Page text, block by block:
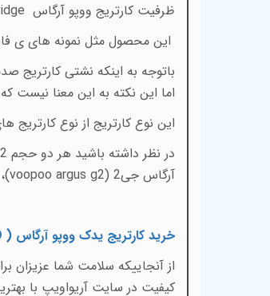
ظرفیت کارتریج ووپو آرگاس
این محصول مثل نمونه های ی
باتوجه به اینکه نشتی کارتریج
اما این نکته به این معنا
این نوع کارتریج از نوع کارتریج
در نظر داشته باشید هر دو حجم 2میل و 3 کیل کارریج ووپو آرگاس به تمام دستگاه های ووپو آرگاس ای (
آرگاس جی2 (
voopoo argus g2
خرید کارتریج یدک ووپو آرگاس (
از آنجاییکه سلامت شما عزیزان